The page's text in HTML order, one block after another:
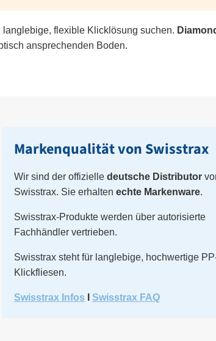
langlebige, flexible Klicklösung suchen.
ansprechenden Boden.
Markenqualität von Swisstrax
Wir sind der offizielle deutsche Distributor
Swisstrax. Sie erhalten echte Markenware.
Swisstrax-Produkte werden über autorisierte
Fachhändler vertrieben.
Swisstrax stehtfür langlebige, hochwertige
Klickfliesen.
Swisstrax Infos Swisstrax FAQ